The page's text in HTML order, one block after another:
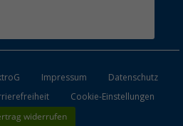
Impressum
Datenschutz
Cookie-Einstellungen
widerrufen